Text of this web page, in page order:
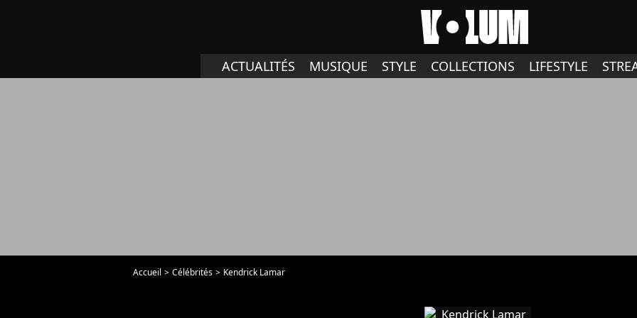
ACTUALITÉS MUSIQUE STYLE COLLECTIONS LIFESTYLE
Accueil Célébrités Kendrick Lamar